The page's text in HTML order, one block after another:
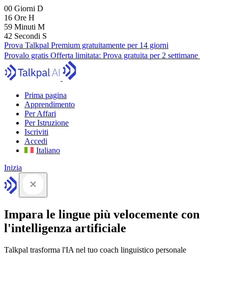
00 Giorni D
16 Ore H
59 Minuti M
41 Secondi S
Prova Talkpal Premium gratuitamente per 14 giorni
Provalo gratis Offerta limitata: Prova gratuita per 2 settimane
Prima pagina
Apprendimento
Per Affari
Per Istruzione
Iscriviti
Accedi
Italiano
Inizia
Impara le lingue più velocemente con
l'intelligenza artificiale
Talkpal trasforma l'IA nel tuo coach linguistico personale